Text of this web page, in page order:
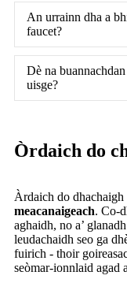
An urrainn dha a
faucet?
Dè na
uisge?
Òrdaich do
Àrdaich do dhachaigh
meacanaigeach. Co-
aghaidh, no a’
leudachaidh seo ga
fuirich - thoir
seòmar-ionnlaid agad